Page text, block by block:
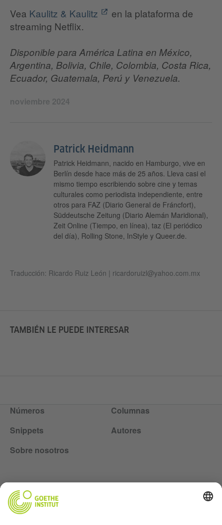
Vea Kaulitz & Kaulitz
en la plataforma de
streaming Netflix.
Disponible para América Latina en México,
Argentina, Bolivia, Chile, Colombia, Costa Rica,
Ecuador, Guatemala, Perú y Venezuela.
noviembre 2024
Patrick Heidmann
Patrick Heidmann, nacido en Hamburgo, vive en
Berlín desde hace más de 25 años. Lleva casi el
mismo tiempo escribiendo sobre cine y temas
culturales como periodista independiente, entre
otros para FAZ (Diario General de Fráncfort),
Süddeutsche Zeitung (Diario Alemán Maridional),
Zeit Online (Tiempo, en línea), taz (El periódico
del día), Rolling Stone, InStyle y Queer.de.
Traducción: Ricardo Ruiz León | ricardoruizl@yahoo.com.mx
TAMBIÉN LE PUEDE INTERESAR
Números
Columnas
Snippets
Autores
Sobre nosotros
Lasst uns Freunde werden. Folge uns: